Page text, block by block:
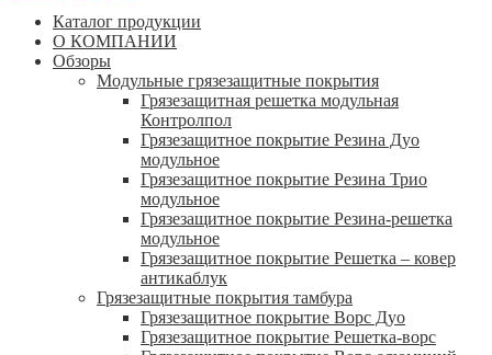
Каталог продукции
О КОМПАНИИ
Обзоры
Модульные грязезащитные покрытия
Грязезащитная решетка модульная
Контролпол
Грязезащитное покрытие Резина Дуо
модульное
Грязезащитное покрытие Резина Трио
модульное
Грязезащитное покрытие Резина-решетка
модульное
Грязезащитное покрытие Решетка – ковер
антикаблук
Грязезащитные покрытия тамбура
Грязезащитное покрытие Ворс Дуо
Грязезащитное покрытие Решетка-ворс